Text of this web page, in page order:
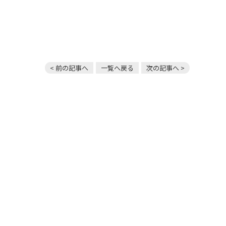
< 前の記事へ 一覧へ戻る 次の記事へ >